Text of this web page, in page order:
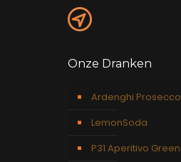
Onze Dranken
Ardenghi Prosecco
LemonSoda
P31 Aperitivo Green